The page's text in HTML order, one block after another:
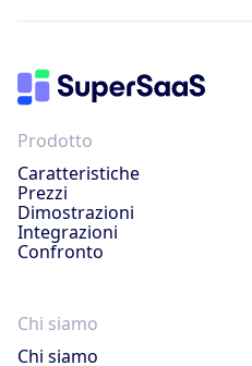
Prodotto
Caratteristiche
Prezzi
Dimostrazioni
Integrazioni
Confronto
Chi siamo
Chi siamo